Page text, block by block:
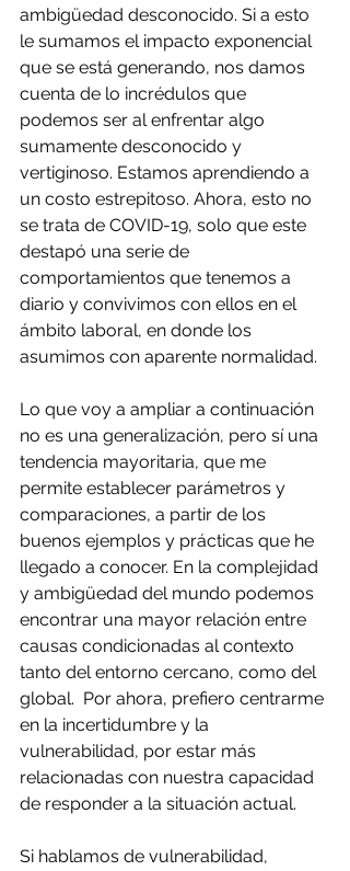
ambigüedad desconocido. Si a esto
le sumamos el impacto exponencial
que se está generando, nos damos
cuenta de lo incrédulos que
podemos ser al enfrentar algo
sumamente desconocido y
vertiginoso. Estamos aprendiendo a
un costo estrepitoso. Ahora, esto no
se trata de COVID-19, solo que este
destapó una serie de
comportamientos que tenemos a
diario y convivimos con ellos en el
ámbito laboral, en donde los
asumimos con aparente normalidad.
Lo que voy a ampliar a continuación
no es una generalización, pero sí una
tendencia mayoritaria, que me
permite establecer parámetros y
comparaciones, a partir de los
buenos ejemplos y prácticas que he
llegado a conocer. En la complejidad
y ambigüedad del mundo podemos
encontrar una mayor relación entre
causas condicionadas al contexto
tanto del entorno cercano, como del
global.  Por ahora, prefiero centrarme
en la incertidumbre y la
vulnerabilidad, por estar más
relacionadas con nuestra capacidad
de responder a la situación actual.
Si hablamos de vulnerabilidad,